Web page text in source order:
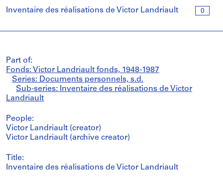
0
Inventaire des réalisations de Victor Landriault
Part of:
Fonds: Victor Landriault fonds, 1948-1987
Series: Documents personnels, s.d.
Sub-series: Inventaire des réalisations de Victor
Landriault
People:
Victor Landriault (creator)
Victor Landriault (archive creator)
Title:
Inventaire des réalisations de Victor Landriault